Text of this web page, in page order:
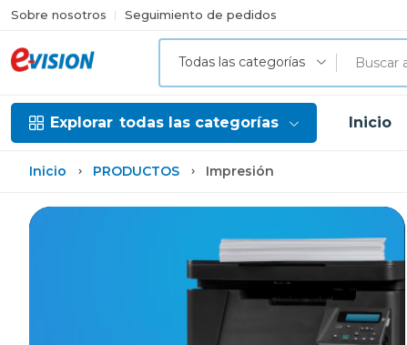
Sobre nosotros Seguimiento de pedidos
Todas las categorías
Explorar todas las categorías Inicio
Inicio PRODUCTOS Impresión